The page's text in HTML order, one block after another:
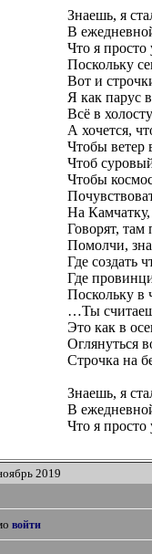
Знаешь, я
В
Что я
Поскольку
Вот и
Я как парус
Всё в
А хочется,
Чтобы ветер
Чтоб
Чтобы
На Камчатку,
Говорят, там
Помолчи,
Где создать
Где
Поскольку в
…Ты
Это как в
Оглянуться
Строчка на
Знаешь, я
В
Что я
2019
войти